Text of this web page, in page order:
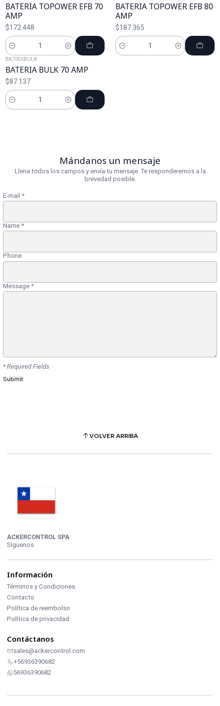
BATERIA TOPOWER EFB 70
AMP
$172.448
Cantidad
BATERIA TOPOWER EFB 80
AMP
$187.365
Cantidad
BK70D|BULK
BATERIA BULK 70 AMP
$87.137
Cantidad
Mándanos un mensaje
Llena todos los campos y envía tu mensaje. Te responderemos a la
brevedad posible.
E-mail *
Name *
Phone
Message*
* Required Fields
VOLVER ARRIBA
ACKERCONTROL SPA
Síguenos
Información
Términos y Condiciones
Contacto
Política de reembolso
Política de privacidad
Contáctanos
sales@ackercontrol.com
+56936390682
56936390682